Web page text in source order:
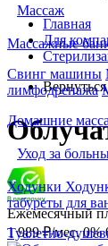
Массаж
Массажные
Свинг машины
лимфодренажа
Домашние
Уход за
Ходунки
табуреты для
Туалетно-
Главная
Для
Вернуться
Ежемесячный
1 989 ₽/мес. 0%